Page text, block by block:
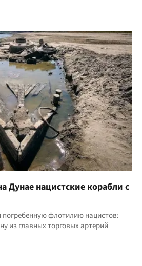
Дунае нацистские корабли с
флотилию нацистов:
из главных торговых артерий